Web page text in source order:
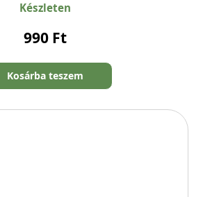
Készleten
990 Ft
Kosárba teszem